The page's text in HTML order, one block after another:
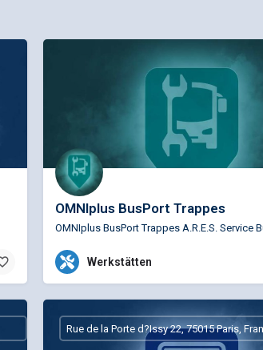
OMNIplus BusPort Trappes
+33 1 30 13 95 95
2 Rue Albert Einstein, Trappes,
Werkstätten
Rue de la Porte d?Issy 22, 75015 Paris,